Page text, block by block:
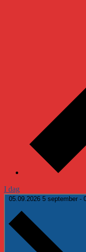
I dag
05.09.2026 5 september -